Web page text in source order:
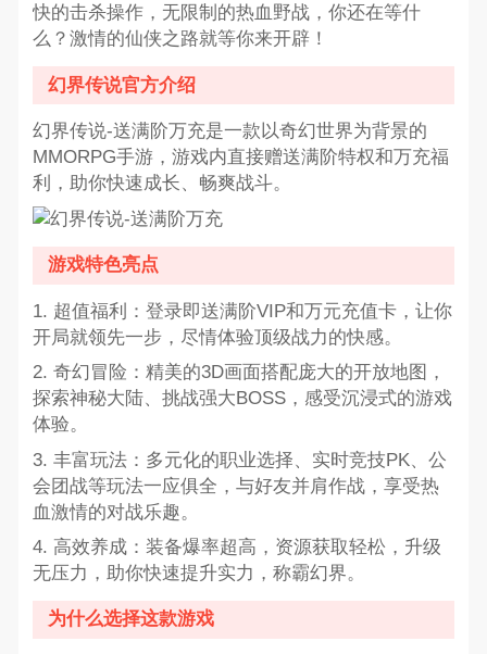
快的击杀操作，无限制的热血野战，你还在等什
么？激情的仙侠之路就等你来开辟！
幻界传说官方介绍
幻界传说-送满阶万充是一款以奇幻世界为背景的
MMORPG手游，游戏内直接赠送满阶特权和万充福
利，助你快速成长、畅爽战斗。
游戏特色亮点
1. 超值福利：登录即送满阶VIP和万元充值卡，让你
开局就领先一步，尽情体验顶级战力的快感。
2. 奇幻冒险：精美的3D画面搭配庞大的开放地图，
探索神秘大陆、挑战强大BOSS，感受沉浸式的游戏
体验。
3. 丰富玩法：多元化的职业选择、实时竞技PK、公
会团战等玩法一应俱全，与好友并肩作战，享受热
血激情的对战乐趣。
4. 高效养成：装备爆率超高，资源获取轻松，升级
无压力，助你快速提升实力，称霸幻界。
为什么选择这款游戏